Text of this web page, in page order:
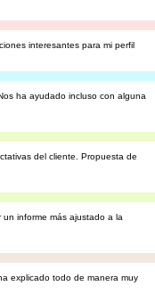
interesantes para mi perfil
ha ayudado incluso con alguna
del cliente. Propuesta de
informe más ajustado a la
explicado todo de manera muy